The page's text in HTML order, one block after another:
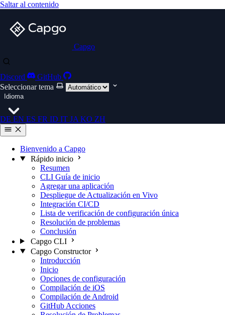
Saltar al contenido
Capgo
Discord
GitHub
Seleccionar tema
Idioma
DE EN ES FR ID IT JA KO ZH
Bienvenido a Capgo
Rápido inicio
Resumen
CLI Guía de inicio
Agregar una aplicación
Despliegue de Actualización en Vivo
Integración CI/CD
Lista de verificación de configuración única
Resolución de problemas
Conclusión
Capgo CLI
Capgo Constructor
Introducción
Inicio
Opciones de configuración
Compilación de iOS
Compilación de Android
GitHub Acciones